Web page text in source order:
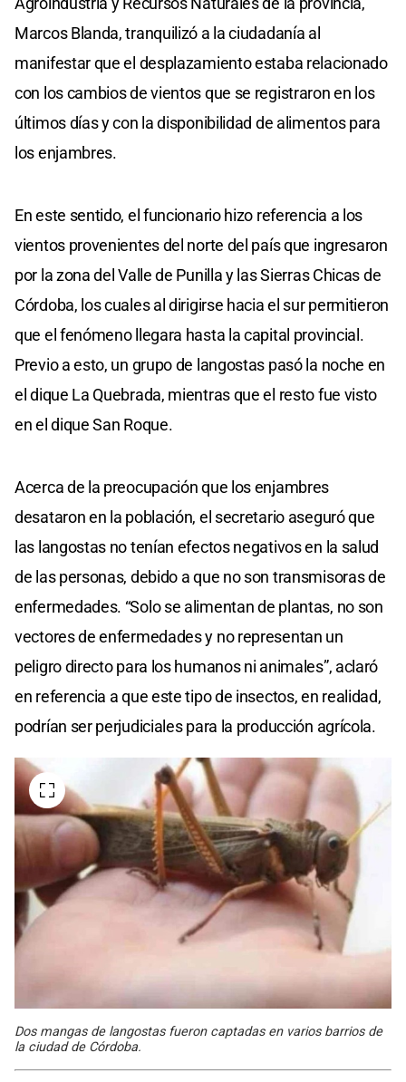
Marcos Blanda, tranquilizó a la ciudadanía al
manifestar que el desplazamiento estaba relacionado
con los cambios de vientos que se registraron en los
últimos días y con la disponibilidad de alimentos para
los enjambres.
En este sentido, el funcionario hizo referencia a los
vientos provenientes del norte del país que ingresaron
por la zona del Valle de Punilla y las Sierras Chicas de
Córdoba, los cuales al dirigirse hacia el sur permitieron
que el fenómeno llegara hasta la capital provincial.
Previo a esto, un grupo de langostas pasó la noche en
el dique La Quebrada, mientras que el resto fue visto
en el dique San Roque.
Acerca de la preocupación que los enjambres
desataron en la población, el secretario aseguró que
las langostas no tenían efectos negativos en la salud
de las personas, debido a que no son transmisoras de
enfermedades. “Solo se alimentan de plantas, no son
vectores de enfermedades y no representan un
peligro directo para los humanos ni animales”, aclaró
en referencia a que este tipo de insectos, en realidad,
podrían ser perjudiciales para la producción agrícola.
Dos mangas de langostas fueron captadas en varios barrios de
la ciudad de Córdoba.